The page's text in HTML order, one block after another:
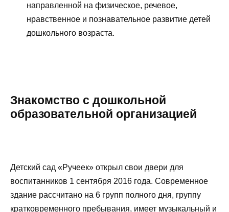
направленной на физическое, речевое,
нравственное и познавательное развитие детей
дошкольного возраста.
Знакомство с дошкольной
образовательной организацией
Детский сад «Ручеек» открыл свои двери для
воспитанников 1 сентября 2016 года. Современное
здание рассчитано на 6 групп полного дня, группу
кратковременного пребывания, имеет музыкальный и